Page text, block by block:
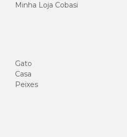
Minha Loja Cobasi
Gato
Casa
Peixes